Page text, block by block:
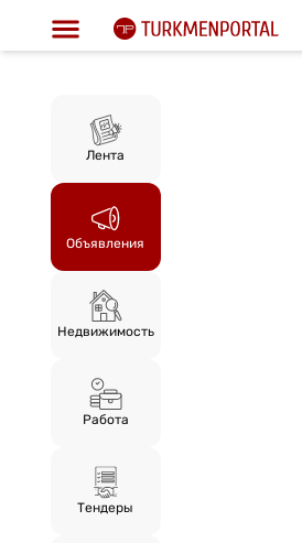
Лента
Объявления
Недвижимость
Работа
Тендеры